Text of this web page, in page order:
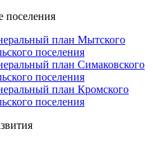
поселения
план Мытского
поселения
план Симаковского
поселения
план Кромского
поселения